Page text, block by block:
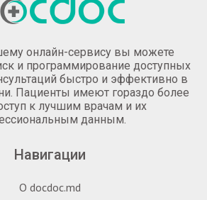
онлайн-сервису вы можете
и программирование доступных
быстро и эффективно в
Пациенты имеют гораздо более
к лучшим врачам и их
данным.
Навигации
О docdoc.md